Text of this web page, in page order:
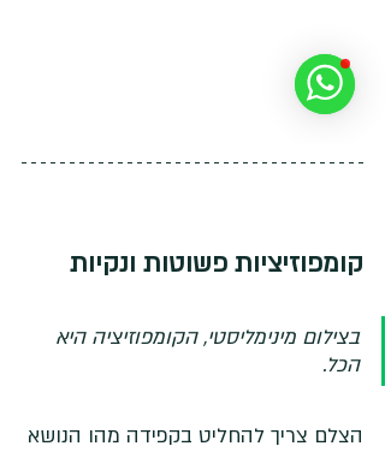
קומפוזיציות פשוטות ונקיות
בצילום מינימליסטי, הקומפוזיציה היא
הכל.
הצלם צריך להחליט בקפידה מהו הנושא